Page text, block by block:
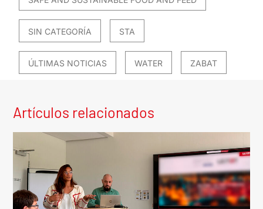
SIN CATEGORÍA STA
ÚLTIMAS NOTICIAS WATER ZABAT
Artículos relacionados